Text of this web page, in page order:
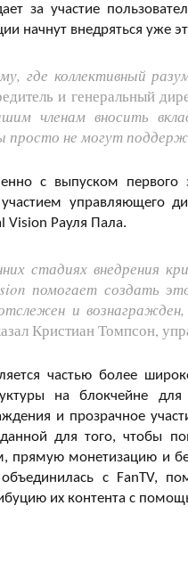
за участие
начнут внедряться уже
где коллективный
и генеральный
членам вносить
просто не могут
с выпуском
управляющего
Vision Рауля Пала.
стадиях внедрения
помогает создать
и
Кристиан Томпсон,
частью более
на блокчейне
и прозрачное
для того, чтобы
прямую монетизацию и
с FanTV,
их контента с